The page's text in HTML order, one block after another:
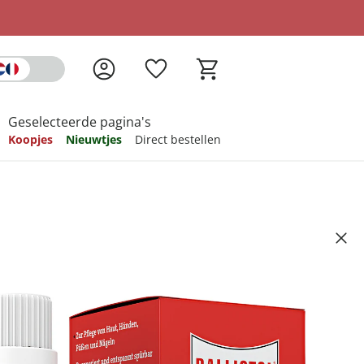
Geselecteerde pagina's
Koopjes Nieuwtjes Direct bestellen